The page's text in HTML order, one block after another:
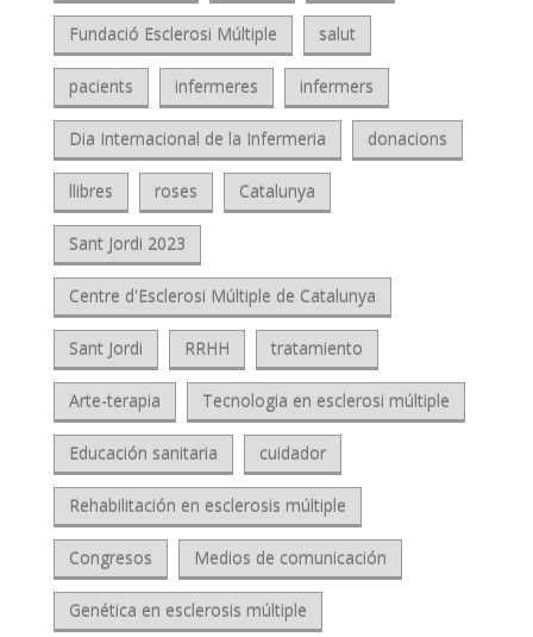
Fundació Esclerosi Múltiple salut
pacients infermeres infermers
Dia Internacional de la Infermeria donacions
llibres roses Catalunya
Sant Jordi 2023
Centre d'Esclerosi Múltiple de Catalunya
Sant Jordi RRHH tratamiento
Arte-terapia Tecnologia en esclerosi múltiple
Educación sanitaria cuidador
Rehabilitación en esclerosis múltiple
Congresos Medios de comunicación
Genética en esclerosis múltiple